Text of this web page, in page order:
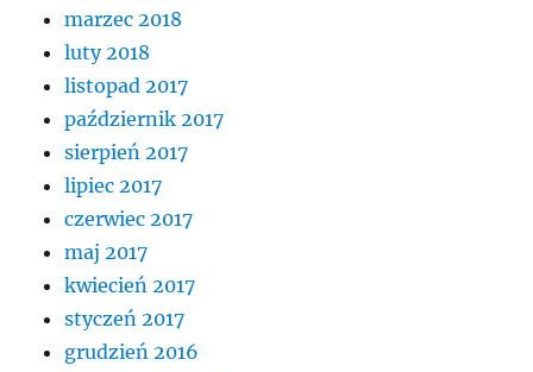
marzec 2018
luty 2018
listopad 2017
październik 2017
sierpień 2017
lipiec 2017
czerwiec 2017
maj 2017
kwiecień 2017
styczeń 2017
grudzień 2016